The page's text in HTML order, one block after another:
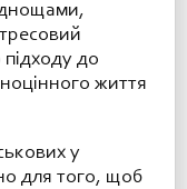
до
життя
у
для того, щоб